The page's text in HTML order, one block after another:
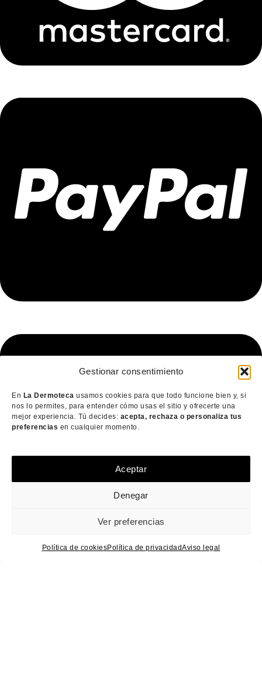
Gestionar consentimiento
En La Dermoteca usamos cookies para que todo funcione bien y, si
nos lo permites, para entender cómo usas el sitio y ofrecerte una
mejor experiencia. Tú decides: acepta, rechaza o personaliza tus
preferencias en cualquier momento.
Aceptar
Denegar
Ver preferencias
Política de cookiesPolítica de privacidadAviso legal